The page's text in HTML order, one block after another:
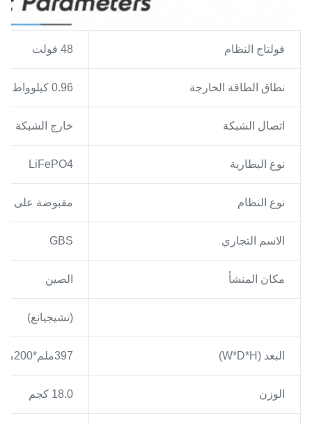
فولتاج النظام 48 فولت
نطاق الطاقة الخارجة 0.96 كيلوواط ساعة
اتصال الشبكة خارج الشبكة
نوع البطارية LiFePO4
نوع النظام مقبوضة على
الاسم التجاري GBS
مكان المنشأ الصين
(تشيجيانغ)
البعد (W*D*H) 397ملم*200ملم*163ملم
الوزن 18.0 كجم